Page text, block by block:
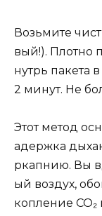
Возьмите
вый!). Плотно
нутрь пакета
2 минут. Не
Этот метод
адержка
ркапнию. Вы
ый воздух,
копление СО₂